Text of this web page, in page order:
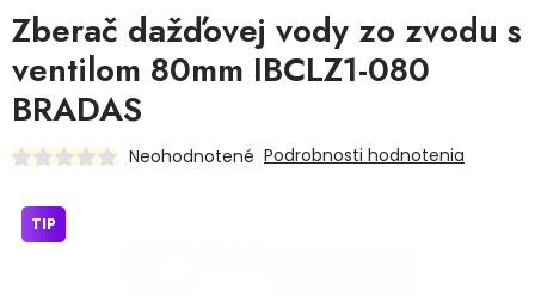
Stavba, dom
Dielňa
Príslušenstvo pre automobily
Zberač dažďovej vody zo zvodu s
ventilom 80mm IBCLZ1-080
BRADAS
Neohodnotené Podrobnosti hodnotenia
TIP